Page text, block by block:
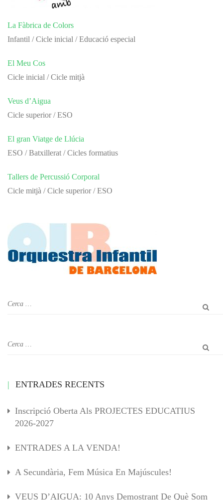
La Fàbrica de Colors
Infantil / Cicle inicial / Educació especial
El Meu Cos
Cicle inicial / Cicle mitjà
Veus d’Aigua
Cicle superior / ESO
El gran Viatge de Llúcia
ESO / Batxillerat / Cicles formatius
Tallers de Percussió Corporal
Cicle mitjà / Cicle superior / ESO
ENTRADES RECENTS
Inscripció Oberta Als PROJECTES EDUCATIUS
2026-2027
ENTRADES A LA VENDA!
A Secundària, Fem Música En Majúscules!
VEUS D’AIGUA: 10 Anys Demostrant De Què Som